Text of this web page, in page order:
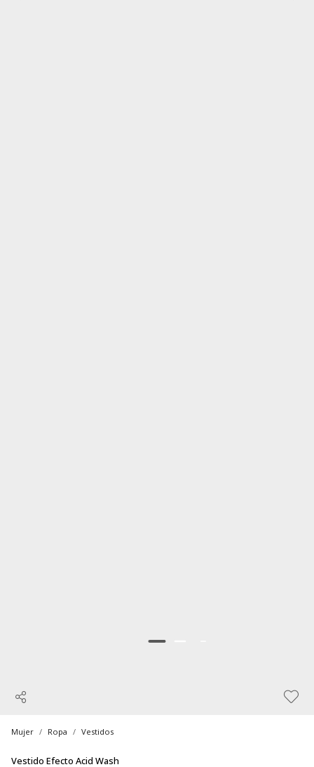
Mujer Ropa Vestidos
Vestido Efecto Acid Wash